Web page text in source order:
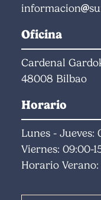
informacion
Oficina
Cardenal
48008 Bilbao
Horario
Lunes - Jueves:
Viernes: 09:00-
Horario Verano: